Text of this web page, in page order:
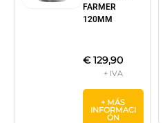
FARMER
120MM
€129,90
+ MÁS
INFORMACI
ÓN